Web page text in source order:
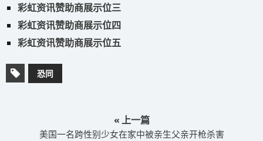
彩虹资讯赞助商展示位三
彩虹资讯赞助商展示位四
彩虹资讯赞助商展示位五
恐同
« 上一篇
美国一名跨性别少女在家中被亲生父亲开枪杀害